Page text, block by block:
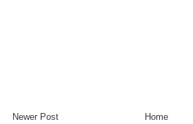
Newer Post
Home